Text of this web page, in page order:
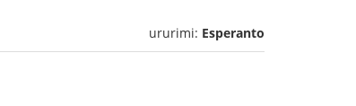
ururimi: Esperanto